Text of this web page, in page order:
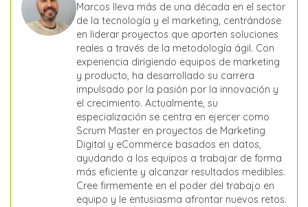
Marcos lleva más de una década en el sector
de la tecnología y el marketing, centrándose
en liderar proyectos que aporten soluciones
reales a través de la metodología ágil. Con
experiencia dirigiendo equipos de marketing
y producto, ha desarrollado su carrera
impulsado por la pasión por la innovación y
el crecimiento. Actualmente, su
especialización se centra en ejercer como
Scrum Master en proyectos de Marketing
Digital y eCommerce basados en datos,
ayudando a los equipos a trabajar de forma
más eficiente y alcanzar resultados medibles.
Cree firmemente en el poder del trabajo en
equipo y le entusiasma afrontar nuevos retos.